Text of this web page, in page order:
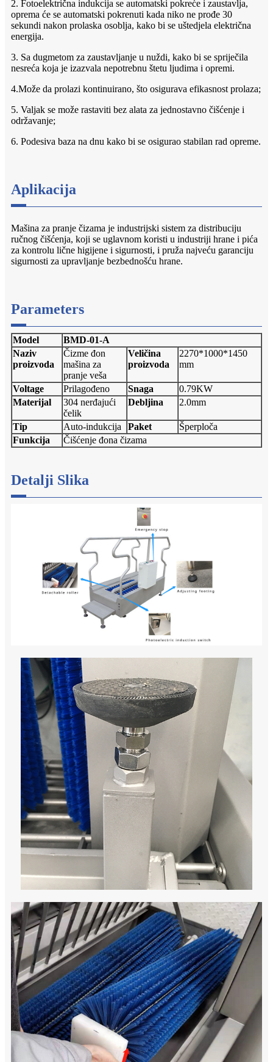
2. Fotoelektrična indukcija se automatski pokreće i zaustavlja,
oprema će se automatski pokrenuti kada niko ne prođe 30
sekundi nakon prolaska osoblja, kako bi se uštedjela električna
energija.
3. Sa dugmetom za zaustavljanje u nuždi, kako bi se spriječila
nesreća koja je izazvala nepotrebnu štetu ljudima i opremi.
4.Može da prolazi kontinuirano, što osigurava efikasnost prolaza;
5. Valjak se može rastaviti bez alata za jednostavno čišćenje i
održavanje;
6. Podesiva baza na dnu kako bi se osigurao stabilan rad opreme.
Aplikacija
Mašina za pranje čizama je industrijski sistem za distribuciju
ručnog čišćenja, koji se uglavnom koristi u industriji hrane i pića
za kontrolu lične higijene i sigurnosti, i pruža najveću garanciju
sigurnosti za upravljanje bezbednošću hrane.
Parameters
Model
BMD-01-A
Naziv
proizvoda
Čizme đon
mašina za
pranje veša
Veličina
proizvoda
2270*1000*1450
mm
Voltage Prilagođeno Snaga
0.79KW
Materijal
304 nerđajući
čelik
Debljina 2.0mm
Tip Auto-indukcija Paket
Šperploča
Funkcija
Čišćenje đona čizama
Detalji Slika